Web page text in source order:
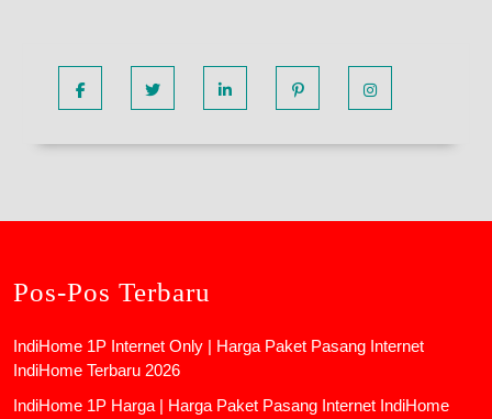
Pos-Pos Terbaru
IndiHome 1P Internet Only | Harga Paket Pasang Internet
IndiHome Terbaru 2026
IndiHome 1P Harga | Harga Paket Pasang Internet IndiHome